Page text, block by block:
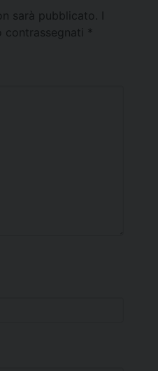
sarà pubblicato.
*